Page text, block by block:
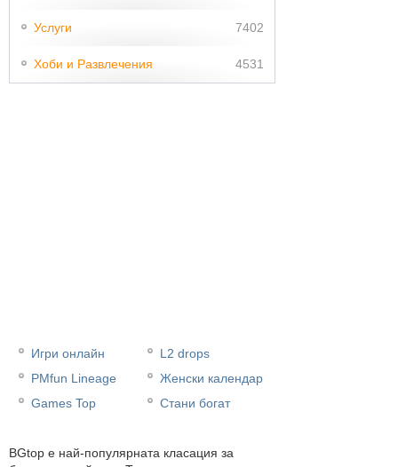
Услуги 7402
Хоби и Развлечения 4531
Игри онлайн
PMfun Lineage
Games Top
L2 drops
Женски календар
Стани богат
BGtop e най-популярната класация за